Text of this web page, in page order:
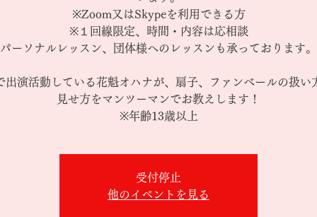
※Zoom又はSkypeを利用できる方
※１回線限定、時間・内容は応相談
パーソナルレッスン、団体様へのレッスンも承っております。
出演活動している花魁オハナが、扇子、ファンべールの扱い
見せ方をマンツーマンでお教えします！
※年齢13歳以上
受付停止
他のイベントを見る